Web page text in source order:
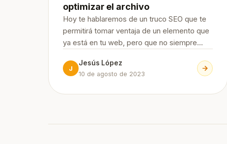
optimizar el archivo
Hoy te hablaremos de un truco SEO que te
permitirá tomar ventaja de un elemento que
ya está en tu web, pero que no siempre
leyendo esta guía de robots.tx en
WordPress! Continue Reading
J
Jesús López
10 de agosto de 2023